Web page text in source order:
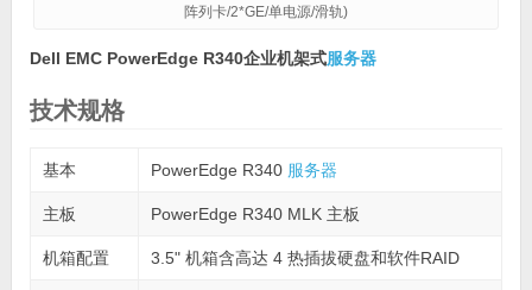
阵列卡/2*GE/单电源/滑轨)
Dell EMC PowerEdge R340企业机架式服务器
技术规格
基本 PowerEdge R340 服务器
主板 PowerEdge R340 MLK 主板
机箱配置 3.5" 机箱含高达 4 热插拔硬盘和软件RAID